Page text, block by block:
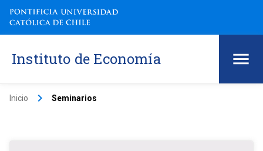
Instituto de Economía
Inicio keyboard_arrow_right Seminarios